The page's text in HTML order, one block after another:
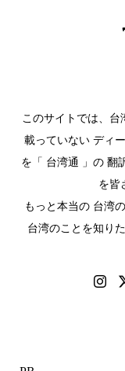
このサイトでは、
載っていない ディ
を「 台湾通 」の 翻
を皆
もっと本当の 台湾
台湾のことを知り